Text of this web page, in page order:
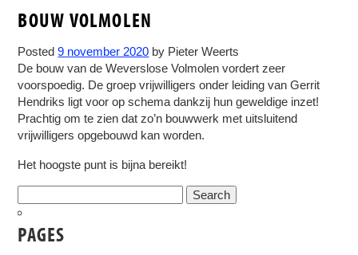
BOUW VOLMOLEN
Posted9 november 2020 by Pieter Weerts
De bouw van de Weverslose Volmolen vordert zeer
voorspoedig. De groep vrijwilligers onder leiding van Gerrit
Hendriks ligt voor op schema dankzij hun geweldige inzet!
Prachtig om te zien dat zo’n bouwwerk met uitsluitend
vrijwilligers opgebouwd kan worden.
Het hoogste punt is bijna bereikt!
for:
PAGES